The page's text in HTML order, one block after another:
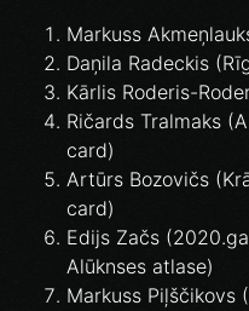
Markuss
Daņila Radeckis
Kārlis Roderis-
Ričards Tralmaks
card)
Artūrs Bozovičs
card)
Edijs Začs
Alūknses atlase)
Markuss Piļščikovs